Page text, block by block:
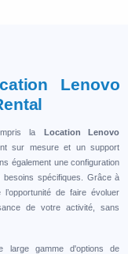
Lenovo
la Location Lenovo
sur mesure et un support
également une configuration
spécifiques. Grâce à
de faire évoluer
de votre activité, sans
large gamme d'options de